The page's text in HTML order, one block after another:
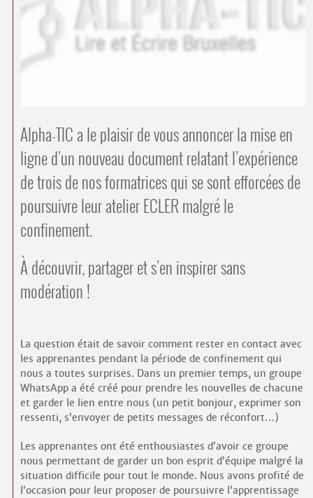
Comprendre et parler
Contacts
Trouver un lieu d’alphabétisation
Alpha-TIC a le plaisir de vous annoncer la mise en
ligne d’un nouveau document relatant l’expérience
de trois de nos formatrices qui se sont efforcées de
poursuivre leur atelier ECLER malgré le
confinement.
À découvrir, partager et s’en inspirer sans
modération !
La question était de savoir comment rester en contact avec
les apprenantes pendant la période de confinement qui
nous a toutes surprises. Dans un premier temps, un groupe
WhatsApp a été créé pour prendre les nouvelles de chacune
et garder le lien entre nous (un petit bonjour, exprimer son
ressenti, s’envoyer de petits messages de réconfort…)
Les apprenantes ont été enthousiastes d’avoir ce groupe
nous permettant de garder un bon esprit d’équipe malgré la
situation difficile pour tout le monde. Nous avons profité de
l’occasion pour leur proposer de poursuivre l’apprentissage